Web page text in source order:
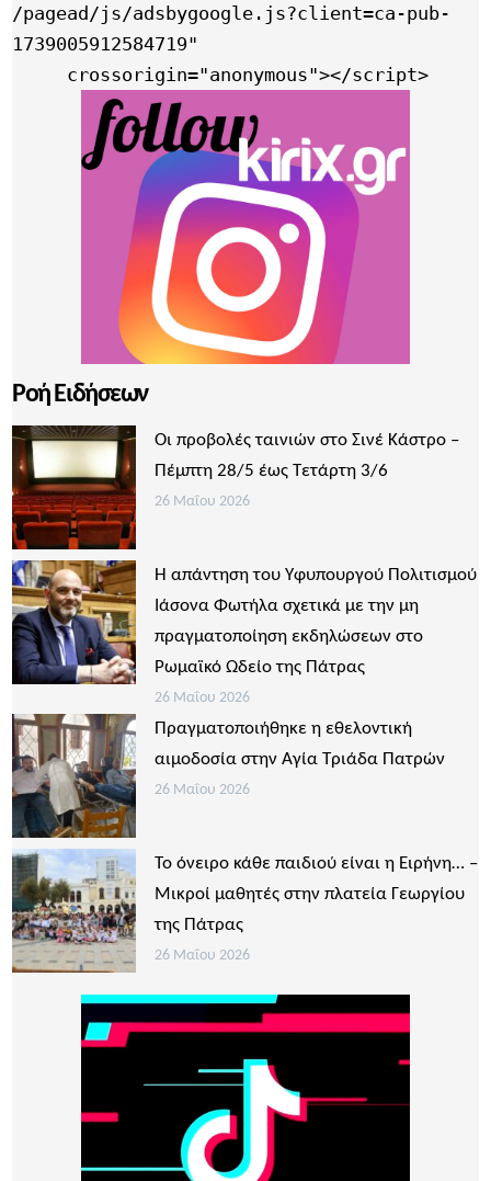
/pagead/js/adsbygoogle.js?client=ca-pub-
1739005912584719"
     crossorigin="anonymous"></script>
Ροή Ειδήσεων
Οι προβολές ταινιών στο Σινέ Κάστρο –
Πέμπτη 28/5 έως Τετάρτη 3/6
26 Μαΐου 2026
Η απάντηση του Υφυπουργού Πολιτισμού
Ιάσονα Φωτήλα σχετικά με την μη
πραγματοποίηση εκδηλώσεων στο
Ρωμαϊκό Ωδείο της Πάτρας
26 Μαΐου 2026
Πραγματοποιήθηκε η εθελοντική
αιμοδοσία στην Αγία Τριάδα Πατρών
26 Μαΐου 2026
Το όνειρο κάθε παιδιού είναι η Ειρήνη… –
Μικροί μαθητές στην πλατεία Γεωργίου
της Πάτρας
26 Μαΐου 2026